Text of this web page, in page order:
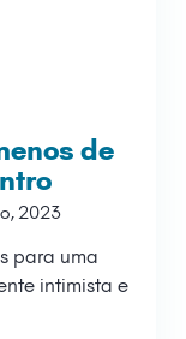
de
2023
para uma
intimista e